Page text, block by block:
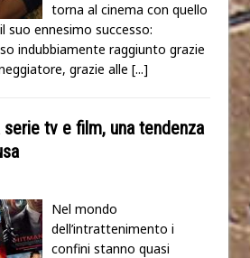
torna al cinema con quello
suo ennesimo successo:
indubbiamente raggiunto grazie
grazie alle [...]
serie tv e film, una tendenza
Nel mondo
dell’intrattenimento i
confini stanno quasi